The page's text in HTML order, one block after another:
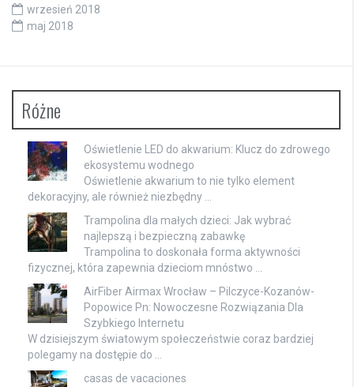
wrzesień 2018
maj 2018
Różne
Oświetlenie LED do akwarium: Klucz do zdrowego
ekosystemu wodnego
Oświetlenie akwarium to nie tylko element
dekoracyjny, ale również niezbędny …
Trampolina dla małych dzieci: Jak wybrać
najlepszą i bezpieczną zabawkę
Trampolina to doskonała forma aktywności
fizycznej, która zapewnia dzieciom mnóstwo …
AirFiber Airmax Wrocław – Pilczyce-Kozanów-
Popowice Pn: Nowoczesne Rozwiązania Dla
Szybkiego Internetu
W dzisiejszym światowym społeczeństwie coraz bardziej
polegamy na dostępie do …
casas de vacaciones